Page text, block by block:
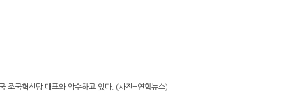
조국혁신당 대표와 악수하고 있다. (사진=연합뉴스)